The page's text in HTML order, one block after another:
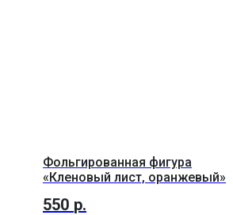
Фольгированная фигура
«Кленовый лист, оранжевый»
550 р.